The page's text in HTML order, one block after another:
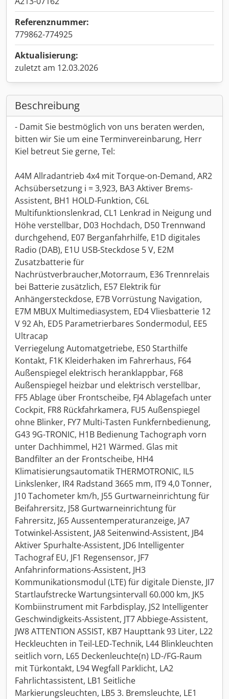
Referenznummer:
779862-774925
Aktualisierung:
zuletzt am 12.03.2026
Beschreibung
- Damit Sie bestmöglich von uns beraten werden,
bitten wir Sie um eine Terminvereinbarung, Herr
Kiel betreut Sie gerne, Tel:
A4M Allradantrieb 4x4 mit Torque-on-Demand, AR2
Achsübersetzung i = 3,923, BA3 Aktiver Brems-
Assistent, BH1 HOLD-Funktion, C6L
Multifunktionslenkrad, CL1 Lenkrad in Neigung und
Höhe verstellbar, D03 Hochdach, D50 Trennwand
durchgehend, E07 Berganfahrhilfe, E1D digitales
Radio (DAB), E1U USB-Steckdose 5 V, E2M
Zusatzbatterie für
Nachrüstverbraucher,Motorraum, E36 Trennrelais
bei Batterie zusätzlich, E57 Elektrik für
Anhängersteckdose, E7B Vorrüstung Navigation,
E7M MBUX Multimediasystem, ED4 Vliesbatterie 12
V 92 Ah, ED5 Parametrierbares Sondermodul, EE5
Ultracap
Verriegelung Automatgetriebe, ES0 Starthilfe
Kontakt, F1K Kleiderhaken im Fahrerhaus, F64
Außenspiegel elektrisch heranklappbar, F68
Außenspiegel heizbar und elektrisch verstellbar,
FF5 Ablage über Frontscheibe, FJ4 Ablagefach unter
Cockpit, FR8 Rückfahrkamera, FU5 Außenspiegel
ohne Blinker, FY7 Multi-Tasten Funkfernbedienung,
G43 9G-TRONIC, H1B Bedienung Tachograph vorn
unter Dachhimmel, H21 Wärmed. Glas mit
Bandfilter an der Frontscheibe, HH4
Klimatisierungsautomatik THERMOTRONIC, IL5
Linkslenker, IR4 Radstand 3665 mm, IT9 4,0 Tonner,
J10 Tachometer km/h, J55 Gurtwarneinrichtung für
Beifahrersitz, J58 Gurtwarneinrichtung für
Fahrersitz, J65 Aussentemperaturanzeige, JA7
Totwinkel-Assistent, JA8 Seitenwind-Assistent, JB4
Aktiver Spurhalte-Assistent, JD6 Intelligenter
Tachograf EU, JF1 Regensensor, JF7
Anfahrinformations-Assistent, JH3
Kommunikationsmodul (LTE) für digitale Dienste, JI7
Startlaufstrecke Wartungsintervall 60.000 km, JK5
Kombiinstrument mit Farbdisplay, JS2 Intelligenter
Geschwindigkeits-Assistent, JT7 Abbiege-Assistent,
JW8 ATTENTION ASSIST, KB7 Haupttank 93 Liter, L22
Heckleuchten in Teil-LED-Technik, L44 Blinkleuchten
seitlich vorn, L65 Deckenleuchte(n) LD-/FG-Raum
mit Türkontakt, L94 Wegfall Parklicht, LA2
Fahrlichtassistent, LB1 Seitliche
Markierungsleuchten, LB5 3. Bremsleuchte, LE1